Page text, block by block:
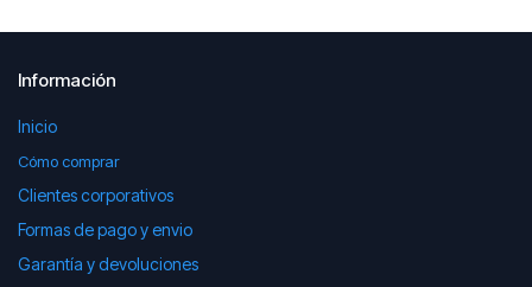
Información
Inicio
Cómo comprar
Clientes corporativos
Formas de pago y envio
Garantía y devoluciones